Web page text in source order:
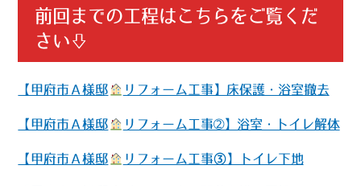
前回までの工程はこちらをご覧くだ
さい⇩
【甲府市Ａ様邸 リフォーム工事】床保護・浴室撤去
【甲府市Ａ様邸 リフォーム工事➁】浴室・トイレ解体
【甲府市Ａ様邸 リフォーム工事③】トイレ下地